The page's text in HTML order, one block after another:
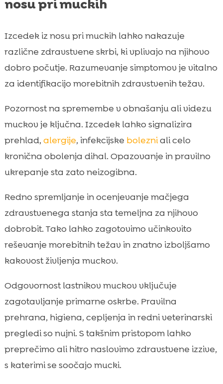
nosu pri muckih
Izcedek iz nosu pri muckih lahko nakazuje
različne zdravstvene skrbi, ki vplivajo na njihovo
dobro počutje. Razumevanje simptomov je vitalno
za identifikacijo morebitnih zdravstvenih težav.
Pozornost na spremembe v obnašanju ali videzu
muckov je ključna. Izcedek lahko signalizira
prehlad, alergije, infekcijske bolezniali celo
kronična obolenja dihal. Opazovanje in pravilno
ukrepanje sta zato neizogibna.
Redno spremljanje in ocenjevanje mačjega
zdravstvenega stanja sta temeljna za njihovo
dobrobit. Tako lahko zagotovimo učinkovito
reševanje morebitnih težav in znatno izboljšamo
kakovost življenja muckov.
Odgovornost lastnikov muckov vključuje
zagotavljanje primarne oskrbe. Pravilna
prehrana, higiena, cepljenja in redni veterinarski
pregledi so nujni. S takšnim pristopom lahko
preprečimo ali hitro naslovimo zdravstvene izzive,
s katerimi se soočajo mucki.